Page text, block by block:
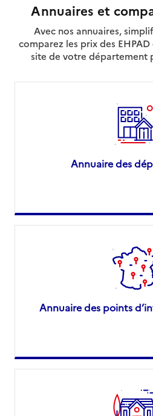
Annuaires et
Avec nos annuaires,
comparez les prix des
site de votre département
Annuaire des
Annuaire des points